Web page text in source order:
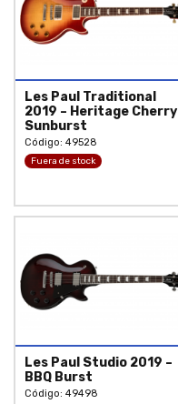
Les Paul Traditional
2019 – Heritage Cherry
Sunburst
Código: 49528
Fuera de stock
Les Paul Studio 2019 –
BBQ Burst
Código: 49498